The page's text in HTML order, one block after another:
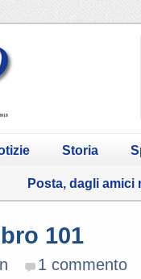
Storia
Posta, dagli amici
101
1 commento